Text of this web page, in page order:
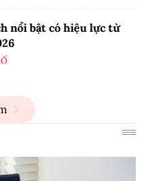
nổi bật có hiệu lực từ